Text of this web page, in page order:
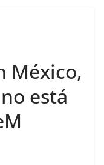
México,
está